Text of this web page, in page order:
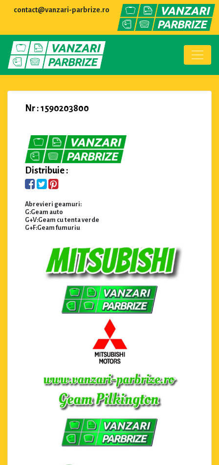
contact@vanzari-parbrize.ro
Nr : 1590203800
Distribuie :
Abrevieri geamuri:
G:Geam auto
G+V:Geam cu tenta verde
G+F:Geam fumuriu